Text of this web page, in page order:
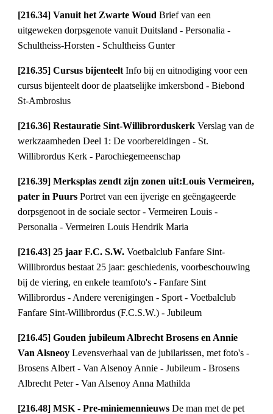
[216.34] Vanuit het Zwarte Woud Brief van een
uitgeweken dorpsgenote vanuit Duitsland - Personalia -
Schultheiss-Horsten - Schultheiss Gunter
[216.35] Cursus bijenteelt Info bij en uitnodiging voor een
cursus bijenteelt door de plaatselijke imkersbond - Biebond
St-Ambrosius
[216.36] Restauratie Sint-Willibrorduskerk Verslag van de
werkzaamheden Deel 1: De voorbereidingen - St.
Willibrordus Kerk - Parochiegemeenschap
[216.39] Merksplas zendt zijn zonen uit:Louis Vermeiren,
pater in Puurs Portret van een ijverige en geëngageerde
dorpsgenoot in de sociale sector - Vermeiren Louis -
Personalia - Vermeiren Louis Hendrik Maria
[216.43] 25 jaar F.C. S.W. Voetbalclub Fanfare Sint-
Willibrordus bestaat 25 jaar: geschiedenis, voorbeschouwing
bij de viering, en enkele teamfoto's - Fanfare Sint
Willibrordus - Andere verenigingen - Sport - Voetbalclub
Fanfare Sint-Willibrordus (F.C.S.W.) - Jubileum
[216.45] Gouden jubileum Albrecht Brosens en Annie
Van Alsneoy Levensverhaal van de jubilarissen, met foto's -
Brosens Albert - Van Alsenoy Annie - Jubileum - Brosens
Albrecht Peter - Van Alsenoy Anna Mathilda
[216.48] MSK - Pre-miniemennieuws De man met de pet